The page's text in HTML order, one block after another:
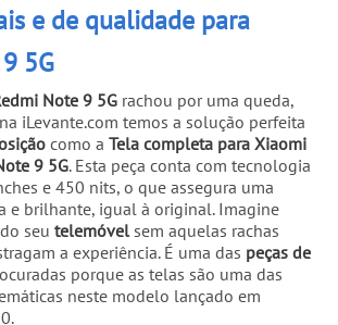
e de qualidade para
5G
Note 9 5G rachou por uma queda,
iLevante.com temos a solução perfeita
como a Tela completa para Xiaomi
9 5G. Esta peça conta com tecnologia
e 450 nits, o que assegura uma
e brilhante, igual à original. Imagine
seu telemóvel sem aquelas rachas
a experiência. É uma das peças de
porque as telas são uma das
neste modelo lançado em